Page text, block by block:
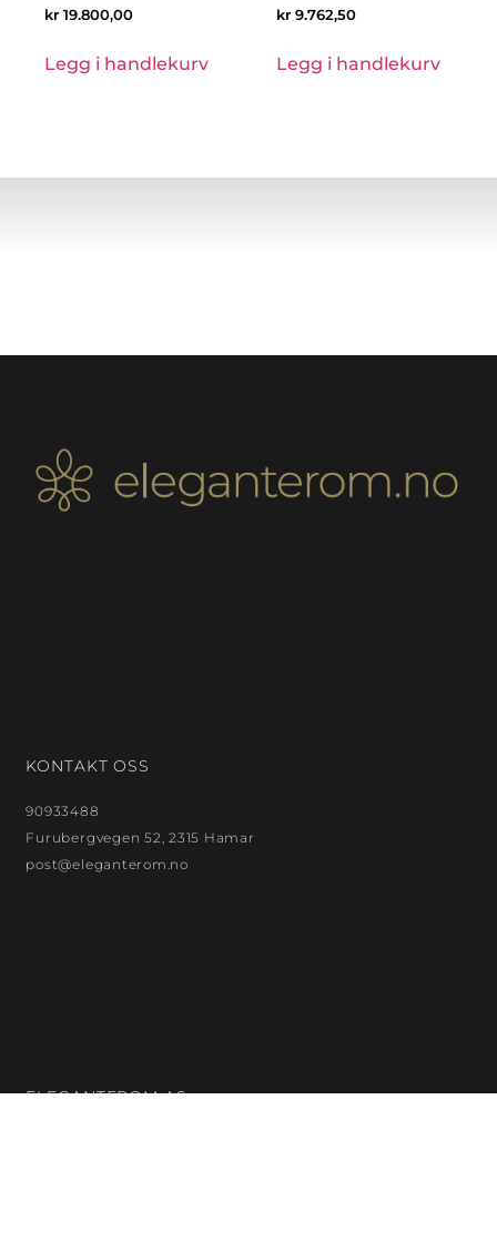
kr 19.800,00
Legg i handlekurv
kr 9.762,50
Legg i handlekurv
KONTAKT OSS
90933488
Furubergvegen 52, 2315 Hamar
post@eleganterom.no
ELEGANTEROM AS